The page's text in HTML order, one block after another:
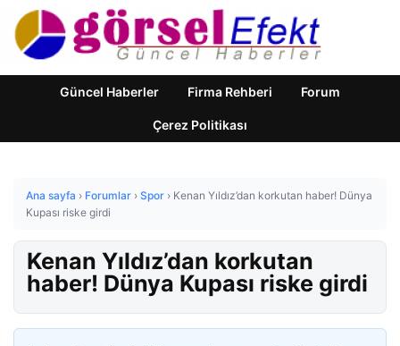
Güncel Haberler Firma Rehberi Forum
Çerez Politikası
Ana sayfa › Forumlar › Spor › Kenan Yıldız’dan korkutan haber! Dünya
Kupası riske girdi
Kenan Yıldız’dan korkutan
haber! Dünya Kupası riske girdi